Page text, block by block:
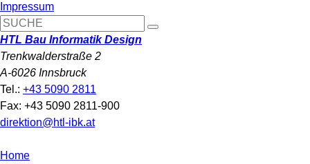
Impressum
HTL Bau Informatik Design
Trenkwalderstraße 2
A-6026 Innsbruck
Tel.: +43 5090 2811
Fax: +43 5090 2811-900
direktion@htl-ibk.at
Home